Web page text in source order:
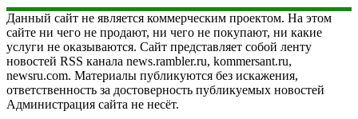
Данный сайт не является коммерческим проектом. На этом
сайте ни чего не продают, ни чего не покупают, ни какие
услуги не оказываются. Сайт представляет собой ленту
новостей RSS канала news.rambler.ru, kommersant.ru,
newsru.com. Материалы публикуются без искажения,
ответственность за достоверность публикуемых новостей
Администрация сайта не несёт.